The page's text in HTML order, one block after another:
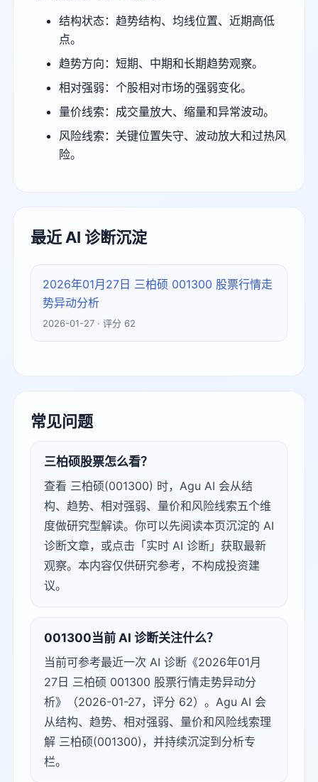
结构状态：趋势结构、均线位置、近期高低
点。
趋势方向：短期、中期和长期趋势观察。
相对强弱：个股相对市场的强弱变化。
量价线索：成交量放大、缩量和异常波动。
风险线索：关键位置失守、波动放大和过热风
险。
最近 AI 诊断沉淀
2026年01月27日 三柏硕 001300 股票行情走
势异动分析
2026-01-27 · 评分 62
常见问题
三柏硕股票怎么看？
查看 三柏硕(001300) 时，Agu AI 会从结
构、趋势、相对强弱、量价和风险线索五个维
度做研究型解读。你可以先阅读本页沉淀的 AI
诊断文章，或点击「实时 AI 诊断」获取最新
观察。本内容仅供研究参考，不构成投资建
议。
001300当前 AI 诊断关注什么？
当前可参考最近一次 AI 诊断《2026年01月
27日 三柏硕 001300 股票行情走势异动分
析》（2026-01-27，评分 62）。Agu AI 会
从结构、趋势、相对强弱、量价和风险线索理
解 三柏硕(001300)，并持续沉淀到分析专
栏。